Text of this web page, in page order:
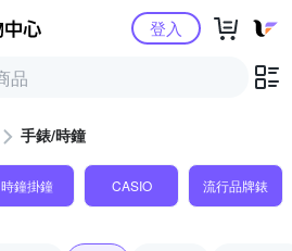
Yahoo購物中心登入
手錶/時鐘
時鐘掛鐘 CASIO 流行品牌錶